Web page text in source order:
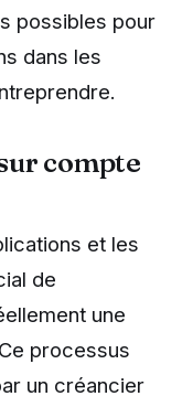
possibles pour
dans les
compte
et les
de
une
processus
un créancier